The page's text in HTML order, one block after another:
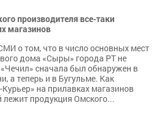
производителя все-таки
магазинов
о том, что в число основных мест
дома «Сыры» города РТ не
сначала был обнаружен в
а теперь и в Бугульме. Как
на прилавках магазинов
продукция Омского...